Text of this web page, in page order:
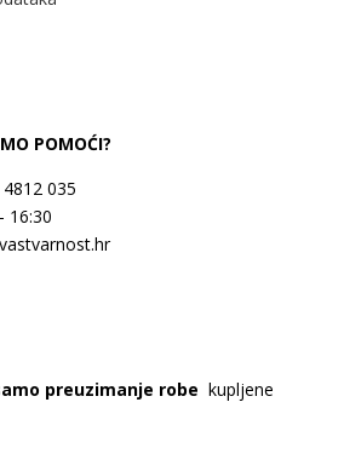
POMOĆI?
035
16:30
preuzimanje robe kupljene